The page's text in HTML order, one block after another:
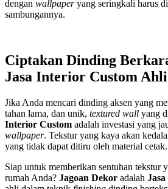
dengan wallpaperyang seringkali harus
sambungannya.
Ciptakan Dinding
Jasa Interior Custom Ahli
Jika Anda mencari dinding aksen yang
tahan lama, dan unik, textured wall yang
Interior Custom adalah investasi yang
wallpaper. Tekstur yang kaya akan
yang tidak dapat ditiru oleh material cetak.
Siap untuk memberikan sentuhan tekstur
rumah Anda? Jagoan Dekor adalah